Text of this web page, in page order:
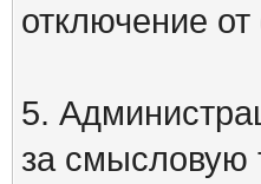
отключение
5.
за смысловую